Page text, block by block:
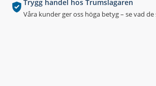
Trygg handel hos Trumslagaren
Våra kunder ger oss höga betyg – se vad de